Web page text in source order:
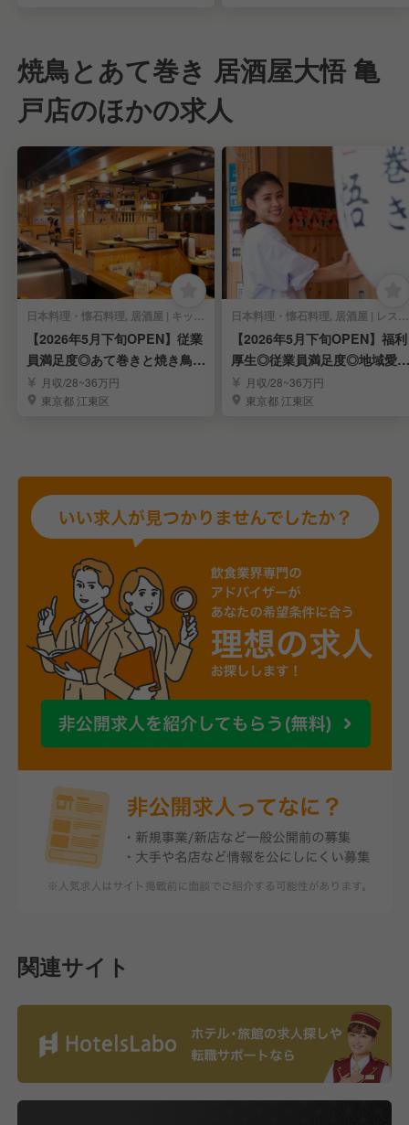
焼鳥とあて巻き 居酒屋大悟 亀
戸店のほかの求人
日本料理・懐石料理, 居酒屋 | キッチンスタッフ
【2026年5月下旬OPEN】従業
員満足度◎あて巻きと焼き鳥｜
キッチン
月収/28~36万円
東京都 江東区
日本料理・懐石料理, 居酒屋 | レストランサービス・ホールスタッフ
【2026年5月下旬OPEN】福利
厚生◎従業員満足度◎地域愛◎
｜ホール
月収/28~36万円
東京都 江東区
関連サイト